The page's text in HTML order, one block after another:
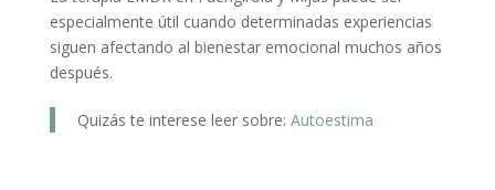
especialmente útil cuando determinadas experiencias
siguen afectando al bienestar emocional muchos años
después.
Quizás te interese leer sobre: Autoestima